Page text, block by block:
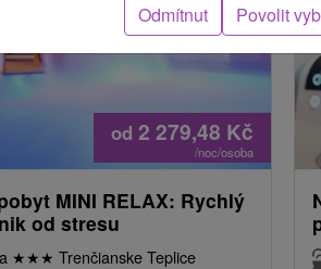
od 2 279,48 Kč
/noc/osoba
MINI RELAX: Rychlý
od stresu
★★★ Trenčianske Teplice
Odmítnut Povolit